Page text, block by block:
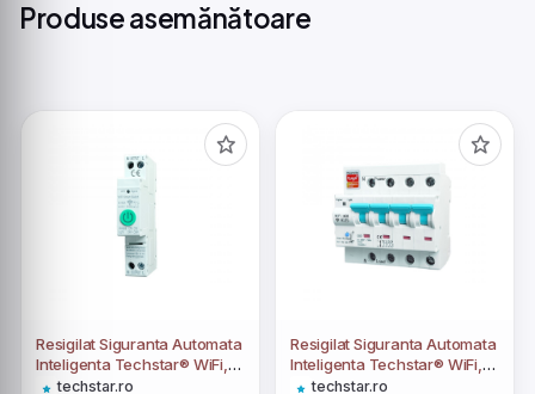
Produse asemănătoare
Resigilat Siguranta Automata
Inteligenta Techstar® WiFi,
Tuya/Smartlife, 1 Poli, 1P+N,
techstar.ro
Resigilat Siguranta Automata
Inteligenta Techstar® WiFi,
Tuya/Smartlife, 4P Poli,
techstar.ro